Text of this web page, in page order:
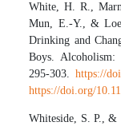
White, H. R.,
Mun, E.-Y., &
Drinking and
Boys. Alcoholism:
295-303. https://
https://doi.org/
Whiteside, S. P.,